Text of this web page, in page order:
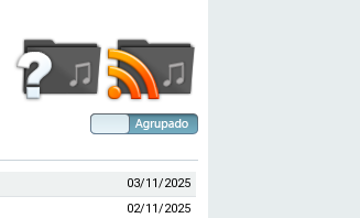
03/11/2025
02/11/2025